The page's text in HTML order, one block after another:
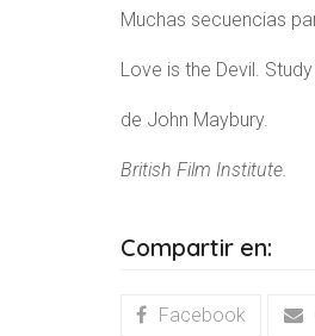
Muchas secuencias
Love is the Devil.
de John Maybury.
British Film Institute.
Compartir en:
Facebook